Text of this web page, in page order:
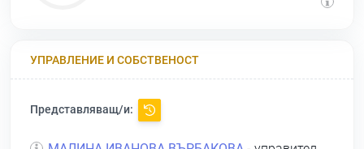
УПРАВЛЕНИЕ И СОБСТВЕНОСТ
Представляващ/и: